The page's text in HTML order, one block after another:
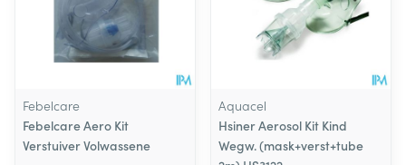
Febelcare
Febelcare Aero Kit
Verstuiver Volwassene
Aquacel
Hsiner Aerosol Kit Kind
Wegw. (mask+verst+tube